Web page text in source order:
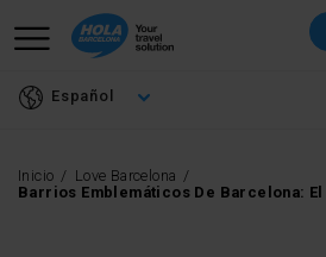
Pasar
Español
Inicio
Love Barcelona
Barrios Emblemáticos De Barcelona: El